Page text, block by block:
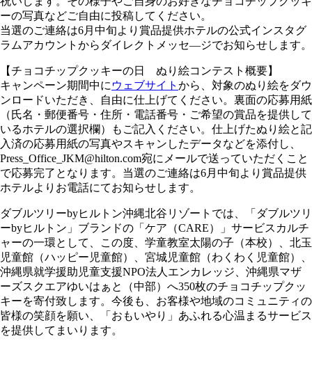
ーの写真などご自由に投稿してください。
当選のご連絡は6月中旬より賞品提供ホテルの公式インスタグ
ラムアカウントからダイレクトメッセ―ジでお知らせします。
【チョコチップクッキーの日 ぬり絵コンテスト概要】
キャンペーン期間中に ウェブサイト から、対象のぬり絵をダウ
ンロードいただき、自由に仕上げてください。裏面の応募用紙
（氏名・郵便番号・住所・電話番号・ご希望の賞品を提供して
いるホテルの選択欄）もご記入ください。仕上げたぬり絵と記
入済の応募用紙の写真やスキャンしたデータなどを添付し、
Press_Office_JKM@hilton.com宛にメールで送っていただくこと
で応募完了となります。当選のご連絡は6月中旬より賞品提供
ホテルよりお電話にてお知らせします。
ダブルツリーbyヒルトン沖縄北谷リゾートでは、「ダブルツリ
ーbyヒルトン」ブランドの「ケア（CARE）」サービスカルチ
ャーの一環として、この度、学童教室太陽の子（本校）、北玉
児童館（ハッピー児童館）、宮城児童館（わくわく児童館）、
沖縄県就学援助児童支援NPO法人エンカレッジ、沖縄県マザ
ーズスクエアゆいはぁと（中部）へ350枚のチョコチップクッ
キーを寄付致します。今後も、お客様や地域のコミュニティの
皆様の笑顔を願い、「おもいやり」あふれる心温まるサービス
を提供してまいります。